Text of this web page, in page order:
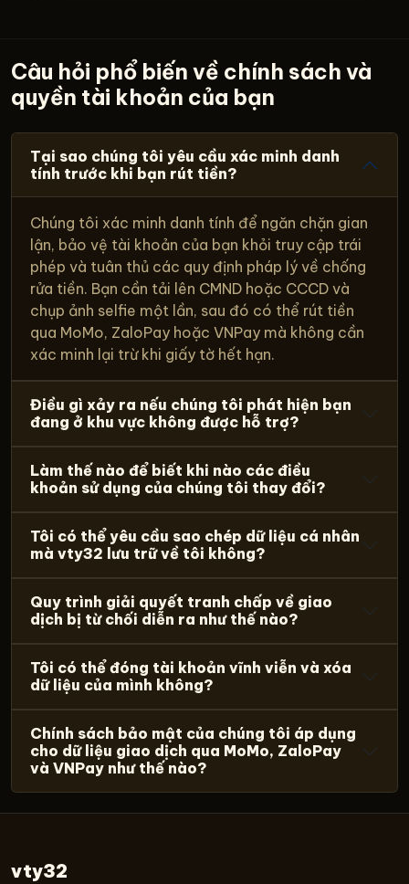
Câu hỏi phổ biến về chính sách và
quyền tài khoản của bạn
Tại sao chúng tôi yêu cầu xác minh danh
tính trước khi bạn rút tiền?
Chúng tôi xác minh danh tính để ngăn chặn gian
lận, bảo vệ tài khoản của bạn khỏi truy cập trái
phép và tuân thủ các quy định pháp lý về chống
rửa tiền. Bạn cần tải lên CMND hoặc CCCD và
chụp ảnh selfie một lần, sau đó có thể rút tiền
qua MoMo, ZaloPay hoặc VNPay mà không cần
xác minh lại trừ khi giấy tờ hết hạn.
Điều gì xảy ra nếu chúng tôi phát hiện bạn
đang ở khu vực không được hỗ trợ?
Làm thế nào để biết khi nào các điều
khoản sử dụng của chúng tôi thay đổi?
Tôi có thể yêu cầu sao chép dữ liệu cá nhân
mà vty32 lưu trữ về tôi không?
Quy trình giải quyết tranh chấp về giao
dịch bị từ chối diễn ra như thế nào?
Tôi có thể đóng tài khoản vĩnh viễn và xóa
dữ liệu của mình không?
Chính sách bảo mật của chúng tôi áp dụng
cho dữ liệu giao dịch qua MoMo, ZaloPay
và VNPay như thế nào?
vty32